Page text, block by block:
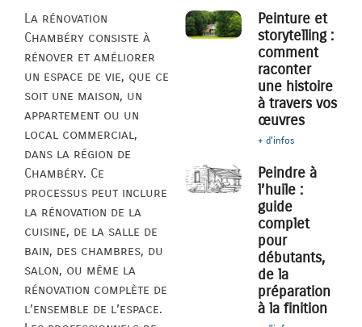
La rénovation
Chambéry consiste à
rénover et améliorer
un espace de vie, que ce
soit une maison, un
appartement ou un
local commercial,
dans la région de
Chambéry. Ce
processus peut inclure
la rénovation de la
cuisine, de la salle de
bain, des chambres, du
salon, ou même la
rénovation complète de
l’ensemble de l’espace.
Peinture et
storytelling :
comment
raconter
une histoire
à travers vos
œuvres
+ d'infos
Peindre à
l’huile :
guide
complet
pour
débutants,
de la
préparation
à la finition